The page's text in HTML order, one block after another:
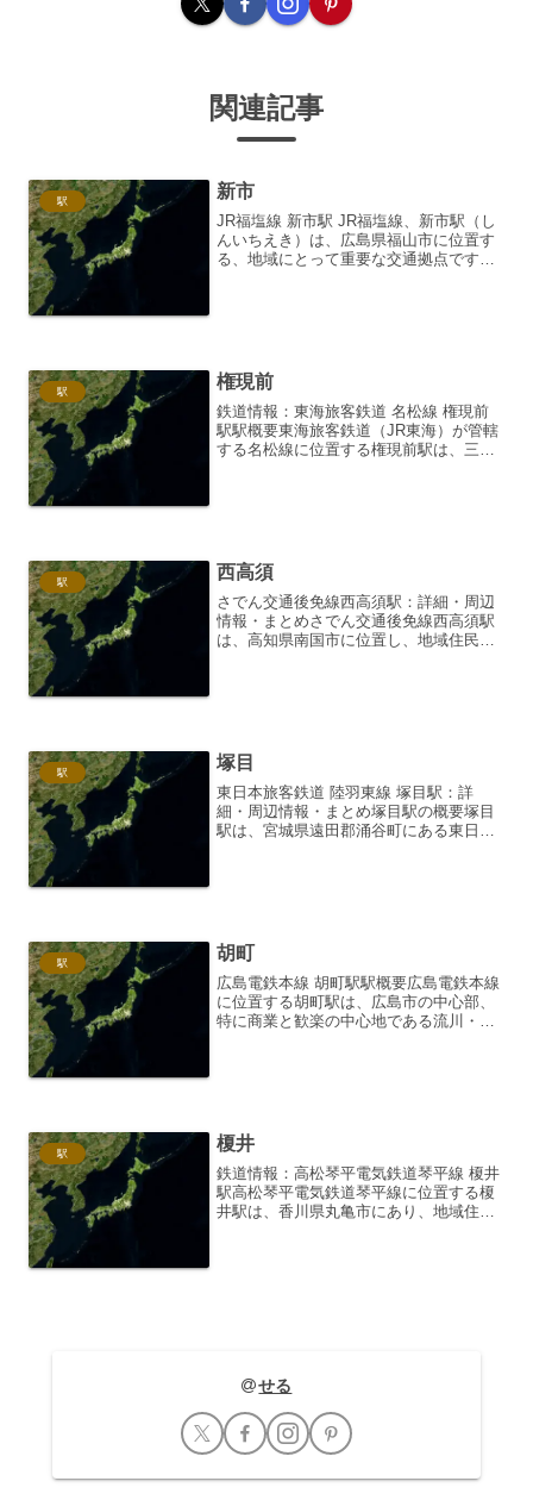
関連記事
駅 新市
JR福塩線 新市駅 JR福塩線、新市駅（し
んいちえき）は、広島県福山市に位置す
る、地域にとって重要な交通拠点です。
駅 権現前
鉄道情報：東海旅客鉄道 名松線 権現前
駅駅概要東海旅客鉄道（JR東海）が管轄
する名松線に位置する権現前駅は、三重
駅 西高須
さでん交通後免線西高須駅：詳細・周辺
情報・まとめさでん交通後免線西高須駅
は、高知県南国市に位置し、地域住民の
駅 塚目
東日本旅客鉄道 陸羽東線 塚目駅：詳
細・周辺情報・まとめ塚目駅の概要塚目
駅は、宮城県遠田郡涌谷町にある東日本
駅 胡町
広島電鉄本線 胡町駅駅概要広島電鉄本線
に位置する胡町駅は、広島市の中心部、
特に商業と歓楽の中心地である流川・薬
駅 榎井
鉄道情報：高松琴平電気鉄道琴平線 榎井
駅高松琴平電気鉄道琴平線に位置する榎
井駅は、香川県丸亀市にあり、地域住民
せる